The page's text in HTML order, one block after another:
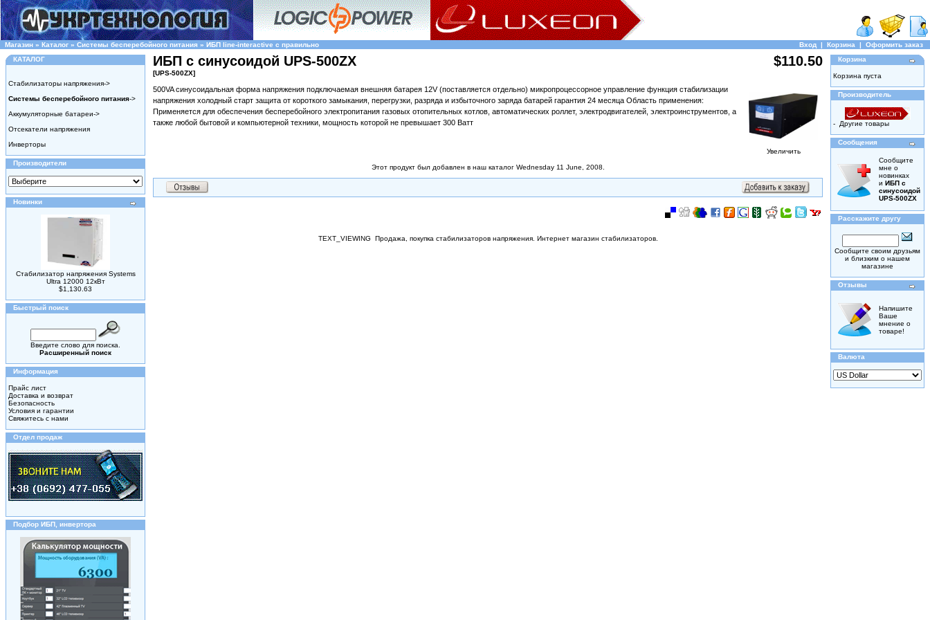
Магазин » Каталог » Системы бесперебойного питания » ИБП line-interactive c правильно Вход | Корзина | Оформить заказ
КАТАЛОГ
Стабилизаторы напряжения->
Системы бесперебойного питания->
Аккумуляторные батареи->
Отсекатели напряжения
Инверторы
Производители
Новинки
Стабилизатор напряжения Systems
Ultra 12000 12кВт
$1,130.63
Быстрый поиск
Введите слово для поиска.
Расширенный поиск
Информация
Прайс лист
Доставка и возврат
Безопасность
Условия и гарантии
Свяжитесь с нами
Отдел продаж
Подбор ИБП, инвертора
ИБП с синусоидой UPS-500ZX
[UPS-500ZX]
$110.50
Увеличить
500VA синусоидальная форма напряжения подключаемая внешняя батарея 12V (поставляется отдельно) микропроцессорное управление функция стабилизации
напряжения холодный старт защита от короткого замыкания, перегрузки, разряда и избыточного заряда батарей гарантия 24 месяца Область применения:
Применяется для обеспечения бесперебойного электропитания газовых отопительных котлов, автоматических роллет, электродвигателей, электроинструментов, а
также любой бытовой и компьютерной техники, мощность которой не превышает 300 Ватт
Этот продукт был добавлен в наш каталог Wednesday 11 June, 2008.
TEXT_VIEWING Продажа, покупка стабилизаторов напряжения. Интернет магазин стабилизаторов.
Корзина
Корзина пуста
Производитель
- Другие товары
Сообщения
Сообщите
мне о
новинках
и ИБП с
синусоидой
UPS-500ZX
Расскажите другу
Сообщите своим друзьям
и близким о нашем
магазине
Отзывы
Напишите
Ваше
мнение о
товаре!
Валюта